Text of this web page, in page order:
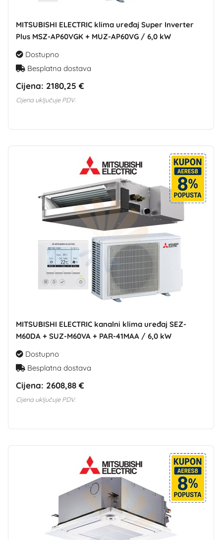
MITSUBISHI ELECTRIC klima uređaj Super Inverter
Plus MSZ-AP60VGK + MUZ-AP60VG / 6,0 kW
Dostupno
Besplatna dostava
Cijena: 2180,25 €
Cijena uključuje PDV.
MITSUBISHI ELECTRIC kanalni klima uređaj SEZ-
M60DA + SUZ-M60VA + PAR-41MAA / 6,0 kW
Dostupno
Besplatna dostava
Cijena: 2608,88 €
Cijena uključuje PDV.